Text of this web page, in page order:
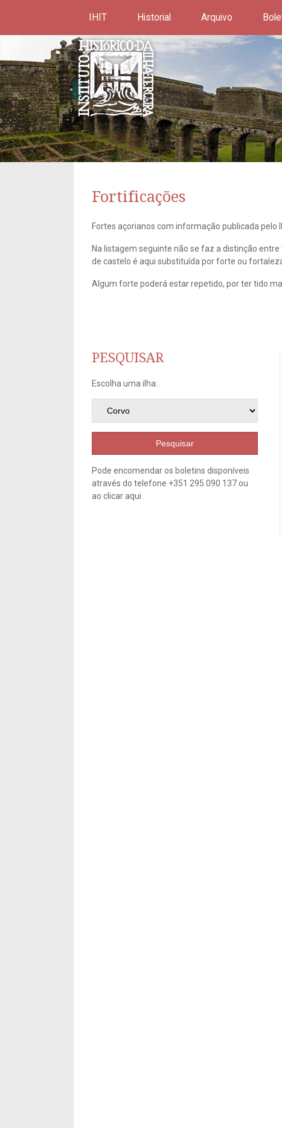
IHIT Historial Arquivo
Fortificações
Fortes açorianos com informação publicada pelo
Na listagem seguinte não se faz a distinção
de castelo é aqui substituída por forte ou
Algum forte poderá estar repetido, por ter tido
PESQUISAR
Escolha uma ilha:
Pesquisar
Pode encomendar os boletins disponíveis
através do telefone +351 295 090 137 ou
ao clicaraqui